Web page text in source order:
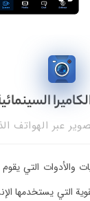
عبر الهواتف
والأدوات التي يقوم
التي يستخدمها